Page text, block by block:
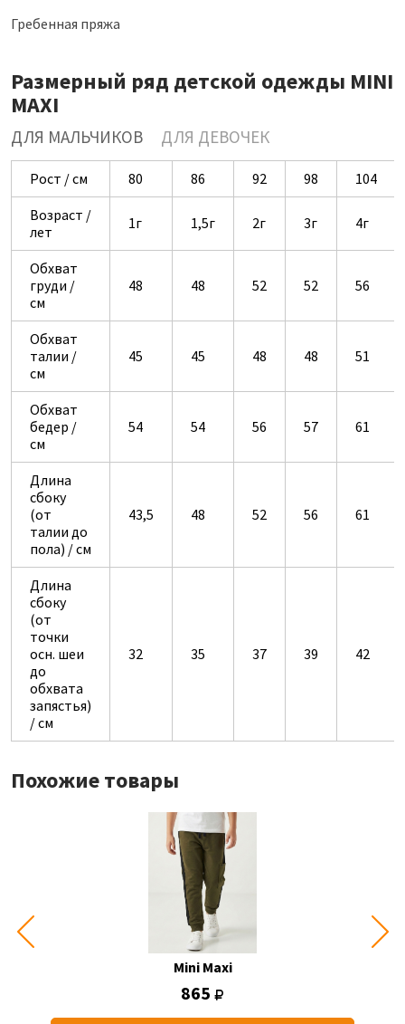
Гребенная пряжа
Размерный ряд детской одежды MINI
MAXI
ДЛЯ МАЛЬЧИКОВ ДЛЯ ДЕВОЧЕК
Рост / см 80 86 92 98
104
Возраст /
лет
1г 1,5г 2г 3г 4г
Обхват
груди /
см
48 48 52 52 56
Обхват
талии /
см
45 45 48 48 51
Обхват
бедер /
см
54 54 56 57 61
Длина
сбоку
(от
талии до
пола) / см
43,5 48 52 56 61
Длина
сбоку
(от
точки
осн. шеи
до
обхвата
запястья)
/ см
32 35 37 39 42
Похожие товары
Mini Maxi
865